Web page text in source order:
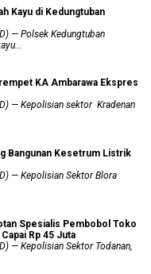
Kayu di Kedungtuban
— Polsek Kedungtuban
KA Ambarawa Ekspres
— Kepolisian sektor Kradenan
Bangunan Kesetrum Listrik
— Kepolisian Sektor Blora
Spesialis Pembobol Toko
Rp 45 Juta
— Kepolisian Sektor Todanan,